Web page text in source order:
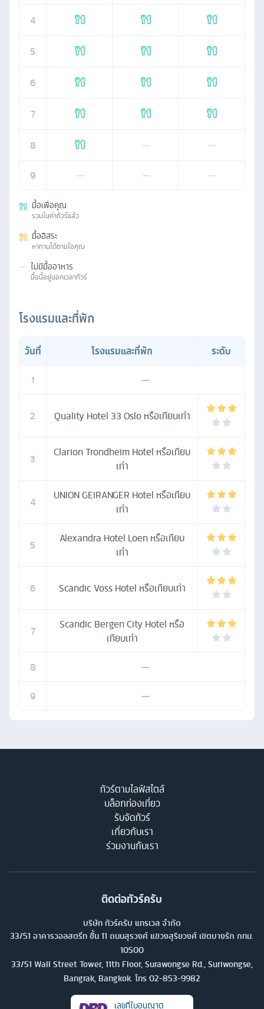
4
5
6
7
8 —
—
9
— — —
มื้อเพื่อคุณ
รวมในค่าทัวร์แล้ว
มื้ออิสระ
หาทานได้ตามใจคุณ
— ไม่มีมื้ออาหาร
มื้อนี้อยู่นอกเวลาทัวร์
โรงแรมและที่พัก
วันที่ โรงแรมและที่พัก
ระดับ
1
—
2 Quality Hotel 33 Oslo หรือเทียบเท่า
3
Clarion Trondheim Hotel หรือเทียบ
เท่า
4
UNION GEIRANGER Hotel หรือเทียบ
เท่า
5
Alexandra Hotel Loen หรือเทียบ
เท่า
6 Scandic Voss Hotel หรือเทียบเท่า
7
Scandic Bergen City Hotel หรือ
เทียบเท่า
8
—
9
—
ทัวร์ตามไลฟ์สไตล์
บล็อกท่องเที่ยว
รับจัดทัวร์
เกี่ยวกับเรา
ร่วมงานกับเรา
ติดต่อทัวร์ครับ
บริษัท ทัวร์ครับ แทรเวล จำกัด
33/51 อาคารวอลสตรีท ชั้น 11 ถนนสุรวงศ์ แขวงสุริยวงศ์ เขตบางรัก กทม.
10500
33/51 Wall Street Tower, 11th Floor, Surawongse Rd., Suriwongse,
Bangrak, Bangkok. โทร 02-853-9982
เลขที่ใบอนุญาต